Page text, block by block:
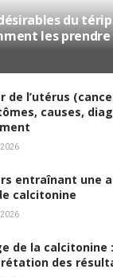
du
les
de l’utérus
causes,
entraînant une
calcitonine
de la
des